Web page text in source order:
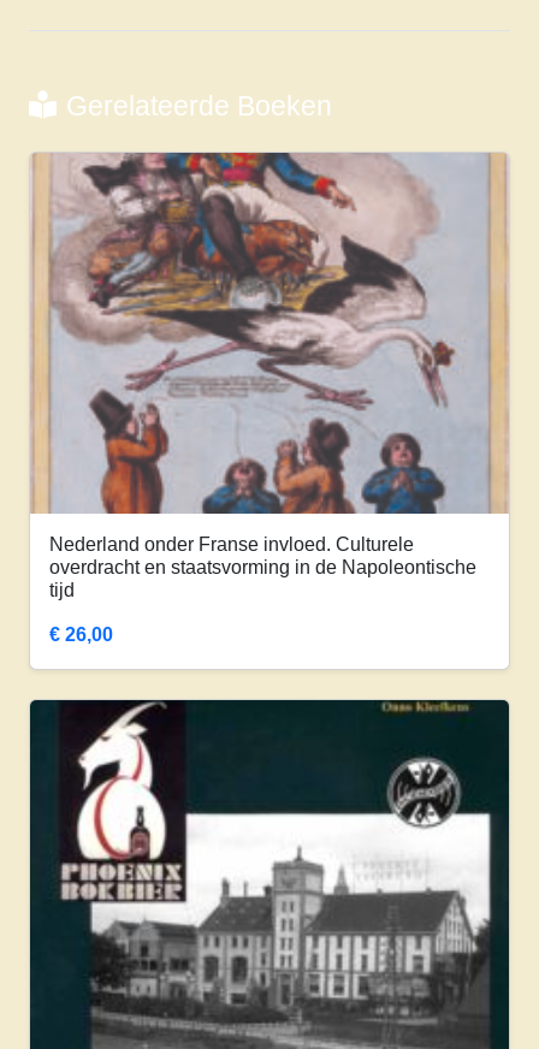
Gerelateerde Boeken
Nederland onder Franse invloed. Culturele
overdracht en staatsvorming in de Napoleontische
tijd
€ 26,00